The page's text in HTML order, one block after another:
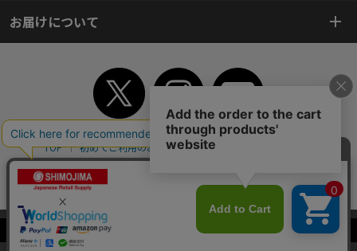
当サイトはクッキー（Cookie）を使用しています。Cookieの使用に同意いた
だける場合は「OK」をクリックしてください。
お届けについて
TOP 初めてご利用のお客様へ ご利用案内
個人情報保護方針
よくあるご質問
サイトマップ
WEBカタログ
Copyright© 2018 SHIMOJIMA Co.,Ltd. All Rights Reserved.